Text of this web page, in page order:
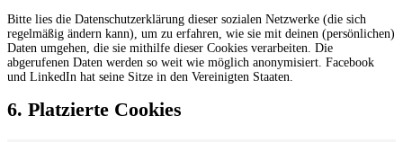
Bitte lies die Datenschutzerklärung dieser sozialen Netzwerke (die sich
regelmäßig ändern kann), um zu erfahren, wie sie mit deinen (persönlichen)
Daten umgehen, die sie mithilfe dieser Cookies verarbeiten. Die
abgerufenen Daten werden so weit wie möglich anonymisiert. Facebook
und LinkedIn hat seine Sitze in den Vereinigten Staaten.
6. Platzierte Cookies